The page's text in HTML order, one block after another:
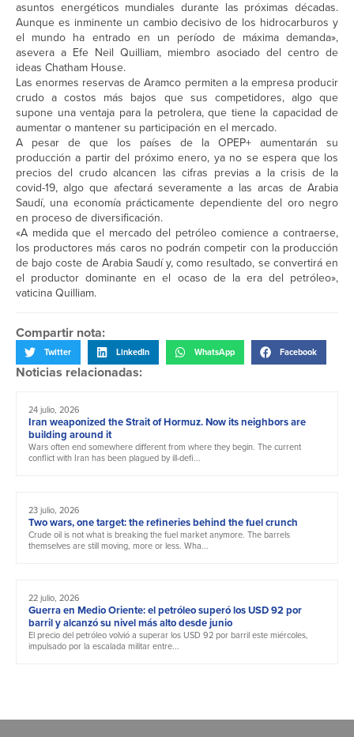
asuntos energéticos mundiales durante las próximas décadas.
Aunque es inminente un cambio decisivo de los hidrocarburos y
el mundo ha entrado en un período de máxima demanda»,
asevera a Efe Neil Quilliam, miembro asociado del centro de
ideas Chatham House.
Las enormes reservas de Aramco permiten a la empresa producir
crudo a costos más bajos que sus competidores, algo que
supone una ventaja para la petrolera, que tiene la capacidad de
aumentar o mantener su participación en el mercado.
A pesar de que los países de la OPEP+ aumentarán su
producción a partir del próximo enero, ya no se espera que los
precios del crudo alcancen las cifras previas a la crisis de la
covid-19, algo que afectará severamente a las arcas de Arabia
Saudí, una economía prácticamente dependiente del oro negro
en proceso de diversificación.
«A medida que el mercado del petróleo comience a contraerse,
los productores más caros no podrán competir con la producción
de bajo coste de Arabia Saudí y, como resultado, se convertirá en
el productor dominante en el ocaso de la era del petróleo»,
vaticina Quilliam.
Compartir nota:
Twitter LinkedIn WhatsApp Facebook
Noticias relacionadas:
24 julio, 2026
Iran weaponized the Strait of Hormuz. Now its neighbors are
building around it
Wars often end somewhere different from where they begin. The current
conflict with Iran has been plagued by ill-defi...
23 julio, 2026
Two wars, one target: the refineries behind the fuel crunch
Crude oil is not what is breaking the fuel market anymore. The barrels
themselves are still moving, more or less. Wha...
22 julio, 2026
Guerra en Medio Oriente: el petróleo superó los USD 92 por
barril y alcanzó su nivel más alto desde junio
El precio del petróleo volvió a superar los USD 92 por barril este miércoles,
impulsado por la escalada militar entre...